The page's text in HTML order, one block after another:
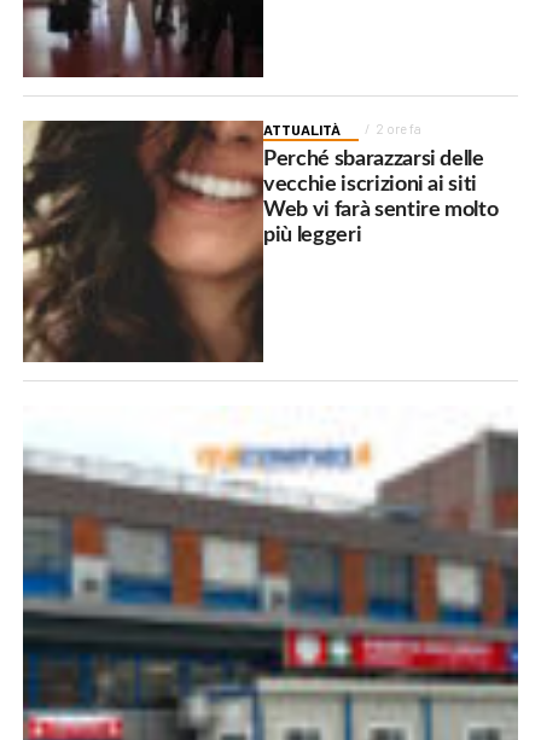
ATTUALITÀ 2 ore fa
Perché sbarazzarsi delle
vecchie iscrizioni ai siti
Web vi farà sentire molto
più leggeri